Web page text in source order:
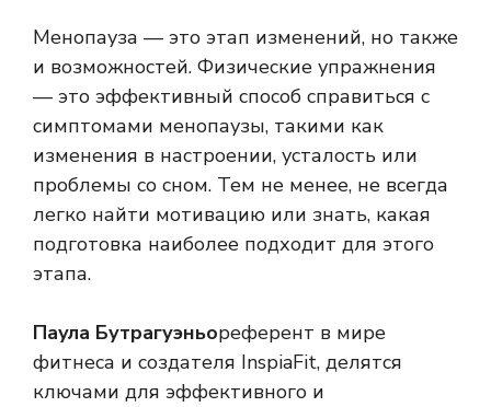
Менопауза — это этап изменений, но также
и возможностей. Физические упражнения
— это эффективный способ справиться с
симптомами менопаузы, такими как
изменения в настроении, усталость или
проблемы со сном. Тем не менее, не всегда
легко найти мотивацию или знать, какая
подготовка наиболее подходит для этого
этапа.
Паула Бутрагуэньореферент в мире
фитнеса и создателя InspiaFit, делятся
ключами для эффективного и